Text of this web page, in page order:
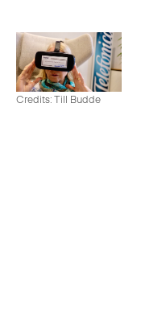
Credits: Till Budde